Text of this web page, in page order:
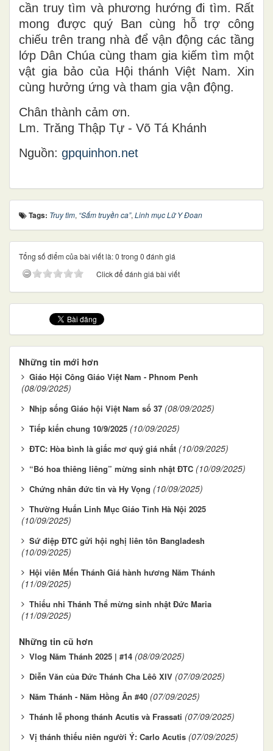
cần truy tìm và phương hướng đi tìm. Rất
mong được quý Ban cùng hỗ trợ công
chiếu trên trang nhà để vận động các tầng
lớp Dân Chúa cùng tham gia kiếm tìm một
vật gia bảo của Hội thánh Việt Nam. Xin
cùng hưởng ứng và tham gia vận động.
Chân thành cảm ơn.
Lm. Trăng Thập Tự - Võ Tá Khánh
Nguồn: gpquinhon.net
Tags: Truy tìm, “Sấm truyền ca”, Linh mục Lữ Y Đoan
Tổng số điểm của bài viết là: 0 trong 0 đánh giá
Click để đánh giá bài viết
Những tin mới hơn
Giáo Hội Công Giáo Việt Nam - Phnom Penh
(08/09/2025)
Nhịp sống Giáo hội Việt Nam số 37 (08/09/2025)
Tiếp kiến chung 10/9/2025 (10/09/2025)
ĐTC: Hòa bình là giấc mơ quý giá nhất (10/09/2025)
“Bó hoa thiêng liêng” mừng sinh nhật ĐTC (10/09/2025)
Chứng nhân đức tin và Hy Vọng (10/09/2025)
Thường Huấn Linh Mục Giáo Tỉnh Hà Nội 2025
(10/09/2025)
Sứ điệp ĐTC gửi hội nghị liên tôn Bangladesh
(10/09/2025)
Hội viên Mến Thánh Giá hành hương Năm Thánh
(11/09/2025)
Thiếu nhi Thánh Thể mừng sinh nhật Đức Maria
(11/09/2025)
Những tin cũ hơn
Vlog Năm Thánh 2025 | #14 (08/09/2025)
Diễn Văn của Đức Thánh Cha Lêô XIV (07/09/2025)
Năm Thánh - Năm Hồng Ân #40 (07/09/2025)
Thánh lễ phong thánh Acutis và Frassati (07/09/2025)
Vị thánh thiếu niên người Ý: Carlo Acutis (07/09/2025)